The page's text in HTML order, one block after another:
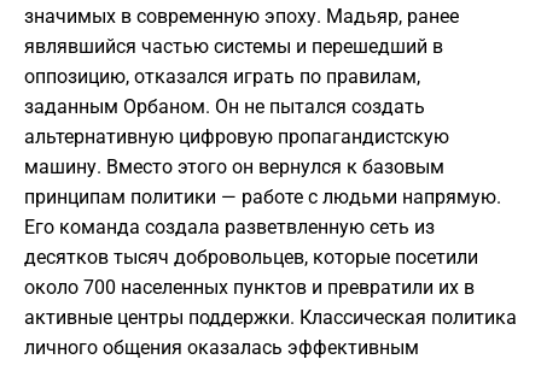
значимых в современную эпоху. Мадьяр, ранее
являвшийся частью системы и перешедший в
оппозицию, отказался играть по правилам,
заданным Орбаном. Он не пытался создать
альтернативную цифровую пропагандистскую
машину. Вместо этого он вернулся к базовым
принципам политики — работе с людьми напрямую.
Его команда создала разветвленную сеть из
десятков тысяч добровольцев, которые посетили
около 700 населенных пунктов и превратили их в
активные центры поддержки. Классическая политика
личного общения оказалась эффективным